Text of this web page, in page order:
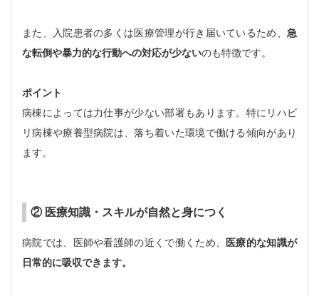
また、入院患者の多くは医療管理が行き届いているため、 急
な転倒や暴力的な行動への対応が少ないのも特徴です。
ポイント
病棟によっては力仕事が少ない部署もあります。特にリハビ
リ病棟や療養型病院は、落ち着いた環境で働ける傾向があり
ます。
② 医療知識・スキルが自然と身につく
病院では、医師や看護師の近くで働くため、
医療的な知識が
日常的に吸収できます。